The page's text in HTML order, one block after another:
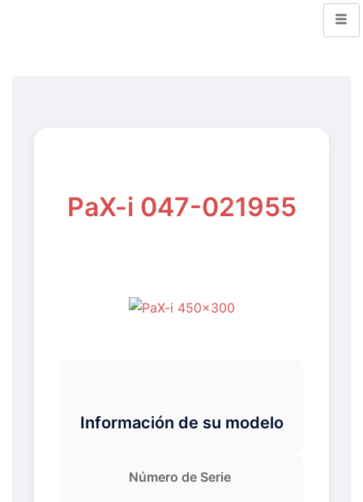
PaX-i 047-021955
Información de su modelo
Número de Serie